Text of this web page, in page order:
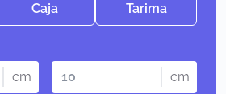
Caja Tarima
cm cm